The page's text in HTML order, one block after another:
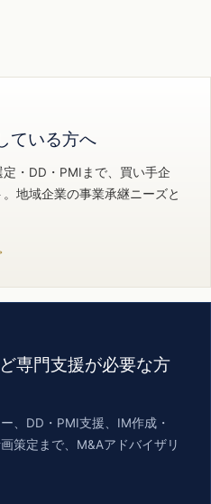
ている方へ
・DD・PMIまで、買い手企
地域企業の事業承継ニーズと
専門支援が必要な方
、DD・PMI支援、IM作成・
策定まで、M&Aアドバイザリ